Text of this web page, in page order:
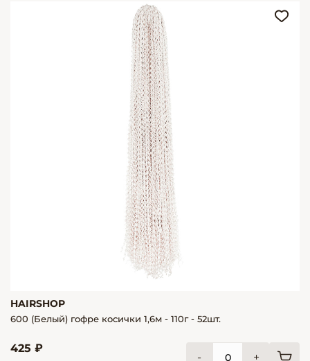
HAIRSHOP
600 (Белый) гофре косички 1,6м - 110г - 52шт.
425 ₽
- +